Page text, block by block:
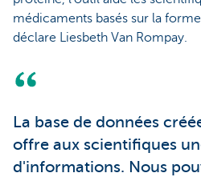
médicaments basés sur la
déclare Liesbeth Van Rompay.
La base de données
offre aux scientifiques
d'informations. Nous